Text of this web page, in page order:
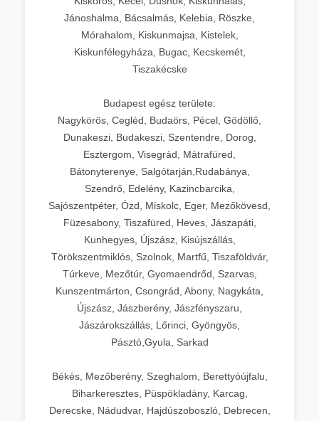
Jánoshalma, Bácsalmás, Kelebia, Röszke,
Mórahalom, Kiskunmajsa, Kistelek,
Kiskunfélegyháza, Bugac, Kecskemét,
Tiszakécske
Budapest egész területe:
Nagykörös, Cegléd, Budaörs, Pécel, Gödöllő,
Dunakeszi, Budakeszi, Szentendre, Dorog,
Esztergom, Visegrád, Mátrafüred,
Bátonyterenye, Salgótarján,Rudabánya,
Szendrő, Edelény, Kazincbarcika,
Sajószentpéter, Ózd, Miskolc, Eger, Mezőkövesd,
Füzesabony, Tiszafüred, Heves, Jászapáti,
Kunhegyes, Újszász, Kisújszállás,
Törökszentmiklós, Szolnok, Martfű, Tiszaföldvár,
Túrkeve, Mezőtúr, Gyomaendrőd, Szarvas,
Kunszentmárton, Csongrád, Abony, Nagykáta,
Újszász, Jászberény, Jászfényszaru,
Jászárokszállás, Lőrinci, Gyöngyös,
Pásztó,Gyula, Sarkad
Békés, Mezőberény, Szeghalom, Berettyóújfalu,
Biharkeresztes, Püspökladány, Karcag,
Derecske, Nádudvar, Hajdúszoboszló, Debrecen,